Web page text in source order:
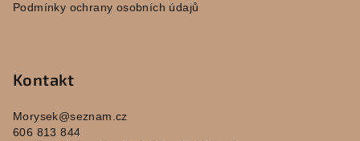
Podmínky ochrany osobních údajů
Kontakt
Morysek@seznam.cz
606 813 844